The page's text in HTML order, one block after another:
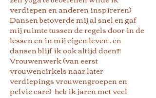
verdiepen en anderen inspireren)
Dansen betoverde mij al snel en gaf
mij ruimte tussen de regels door in de
lessen en in mij eigen leven.. en
dansen blijf ik ook altijd doen!!!
Vrouwenwerk (van eerst
vrouwencirkels naar later
verdiepings vrouwengroepen en
pelvic care) heb ik jaren met veel